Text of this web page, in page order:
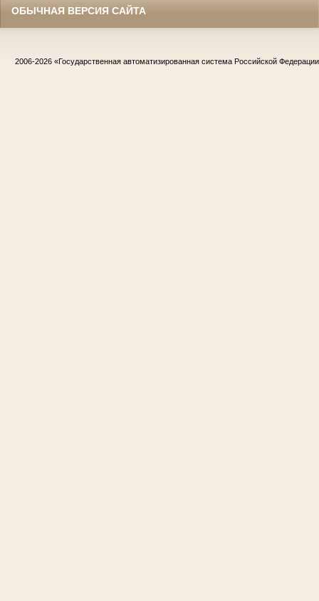
ОБЫЧНАЯ ВЕРСИЯ САЙТА
2006-2026 «Государственная автоматизированная система Российской